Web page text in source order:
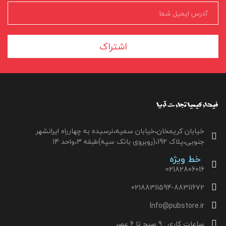
اشتراک
خیابان کریمخان،خیابان سمیه،نرسیده به چهارراه ایرانشهر
جنوبی،پلاک 192،(روبروی بانک سپه)طبقه 3،واحد 14
خط ویژه
02182806016
02188311594-88311672
Info@pubstore.ir